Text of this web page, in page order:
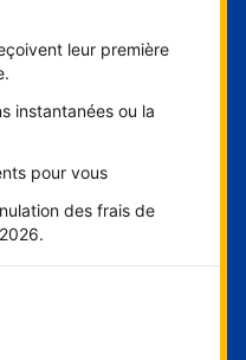
leur première
instantanées ou la
pour vous
des frais de